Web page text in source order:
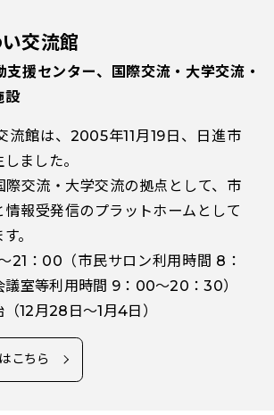
交流館
支援センター、国際交流・大学交流・
設
流館は、2005年11月19日、日進市
ました。
際交流・大学交流の拠点として、市
情報受発信のプラットホームとして
。
21：00（市民サロン利用時間 8：
室等利用時間 9：00～20：30）
12月28日～1月4日）
こちら